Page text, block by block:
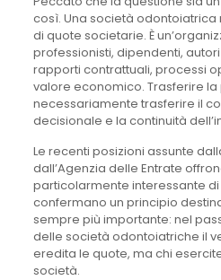
così. Una società odontoiatrica
di quote societarie. È
professionisti, dipendenti,
rapporti contrattuali, processi
valore economico. Trasferire
necessariamente trasferire il
decisionale e la continuità
Le recenti posizioni assunte
dall’Agenzia delle Entrate
particolarmente interessante
confermano un principio
sempre più importante: nel
delle società odontoiatriche il
eredita le quote, ma chi
società.